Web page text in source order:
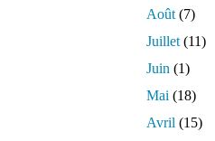
Août (7)
Juillet (11)
Juin (1)
Mai (18)
Avril (15)